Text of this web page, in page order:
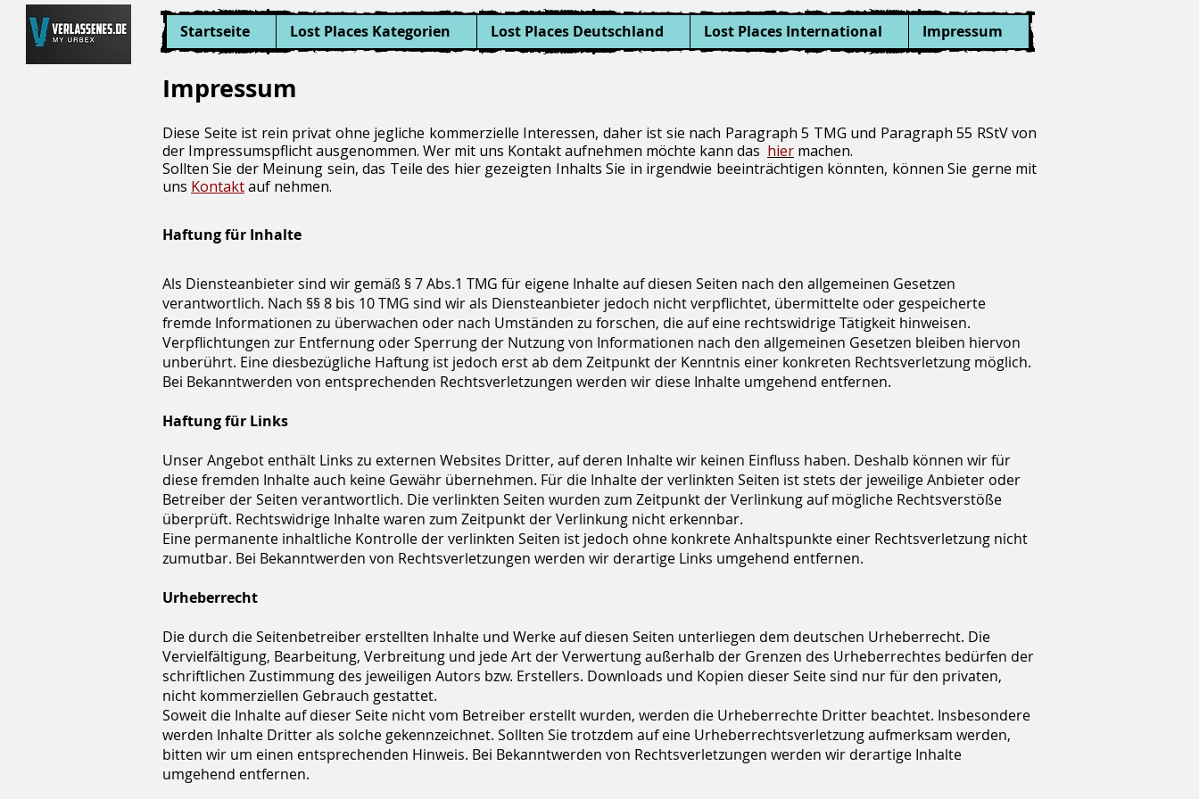
Startseite Lost Places Kategorien Lost Places Deutschland Lost Places International Impressum
Impressum
Diese Seite ist rein privat ohne jegliche kommerzielle Interessen, daher ist sie nach Paragraph 5 TMG und Paragraph 55 RStV von
der Impressumspflicht ausgenommen. Wer mit uns Kontakt aufnehmen möchte kann das hier machen.
Sollten Sie der Meinung sein, das Teile des hier gezeigten Inhalts Sie in irgendwie beeinträchtigen könnten, können Sie gerne mit
uns Kontaktauf nehmen.
Haftung für Inhalte
Als Diensteanbieter sind wir gemäß § 7 Abs.1 TMG für eigene Inhalte auf diesen Seiten nach den allgemeinen Gesetzen
verantwortlich. Nach §§ 8 bis 10 TMG sind wir als Diensteanbieter jedoch nicht verpflichtet, übermittelte oder gespeicherte
fremde Informationen zu überwachen oder nach Umständen zu forschen, die auf eine rechtswidrige Tätigkeit hinweisen.
Verpflichtungen zur Entfernung oder Sperrung der Nutzung von Informationen nach den allgemeinen Gesetzen bleiben hiervon
unberührt. Eine diesbezügliche Haftung ist jedoch erst ab dem Zeitpunkt der Kenntnis einer konkreten Rechtsverletzung möglich.
Bei Bekanntwerden von entsprechenden Rechtsverletzungen werden wir diese Inhalte umgehend entfernen.
Haftung für Links
Unser Angebot enthält Links zu externen Websites Dritter, auf deren Inhalte wir keinen Einfluss haben. Deshalb können wir für
diese fremden Inhalte auch keine Gewähr übernehmen. Für die Inhalte der verlinkten Seiten ist stets der jeweilige Anbieter oder
Betreiber der Seiten verantwortlich. Die verlinkten Seiten wurden zum Zeitpunkt der Verlinkung auf mögliche Rechtsverstöße
überprüft. Rechtswidrige Inhalte waren zum Zeitpunkt der Verlinkung nicht erkennbar.
Eine permanente inhaltliche Kontrolle der verlinkten Seiten ist jedoch ohne konkrete Anhaltspunkte einer Rechtsverletzung nicht
zumutbar. Bei Bekanntwerden von Rechtsverletzungen werden wir derartige Links umgehend entfernen.
Urheberrecht
Die durch die Seitenbetreiber erstellten Inhalte und Werke auf diesen Seiten unterliegen dem deutschen Urheberrecht. Die
Vervielfältigung, Bearbeitung, Verbreitung und jede Art der Verwertung außerhalb der Grenzen des Urheberrechtes bedürfen der
schriftlichen Zustimmung des jeweiligen Autors bzw. Erstellers. Downloads und Kopien dieser Seite sind nur für den privaten,
nicht kommerziellen Gebrauch gestattet.
Soweit die Inhalte auf dieser Seite nicht vom Betreiber erstellt wurden, werden die Urheberrechte Dritter beachtet. Insbesondere
werden Inhalte Dritter als solche gekennzeichnet. Sollten Sie trotzdem auf eine Urheberrechtsverletzung aufmerksam werden,
bitten wir um einen entsprechenden Hinweis. Bei Bekanntwerden von Rechtsverletzungen werden wir derartige Inhalte
umgehend entfernen.